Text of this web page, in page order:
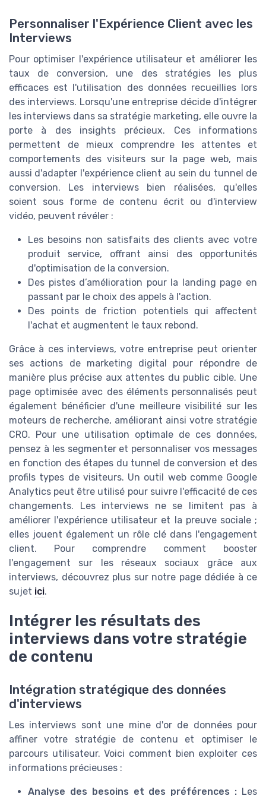
Personnaliser l'Expérience Client avec les
Interviews
Pour optimiser l'expérience utilisateur et améliorer les
taux de conversion, une des stratégies les plus
efficaces est l'utilisation des données recueillies lors
des interviews. Lorsqu'une entreprise décide d'intégrer
les interviews dans sa stratégie marketing, elle ouvre la
porte à des insights précieux. Ces informations
permettent de mieux comprendre les attentes et
comportements des visiteurs sur la page web, mais
aussi d'adapter l'expérience client au sein du tunnel de
conversion. Les interviews bien réalisées, qu'elles
soient sous forme de contenu écrit ou d'interview
vidéo, peuvent révéler :
Les besoins non satisfaits des clients avec votre
produit service, offrant ainsi des opportunités
d'optimisation de la conversion.
Des pistes d’amélioration pour la landing page en
passant par le choix des appels à l'action.
Des points de friction potentiels qui affectent
l'achat et augmentent le taux rebond.
Grâce à ces interviews, votre entreprise peut orienter
ses actions de marketing digital pour répondre de
manière plus précise aux attentes du public cible. Une
page optimisée avec des éléments personnalisés peut
également bénéficier d'une meilleure visibilité sur les
moteurs de recherche, améliorant ainsi votre stratégie
CRO. Pour une utilisation optimale de ces données,
pensez à les segmenter et personnaliser vos messages
en fonction des étapes du tunnel de conversion et des
profils types de visiteurs. Un outil web comme Google
Analytics peut être utilisé pour suivre l'efficacité de ces
changements. Les interviews ne se limitent pas à
améliorer l'expérience utilisateur et la preuve sociale ;
elles jouent également un rôle clé dans l'engagement
client. Pour comprendre comment booster
l'engagement sur les réseaux sociaux grâce aux
interviews, découvrez plus sur notre page dédiée à ce
sujet ici.
Intégrer les résultats des
interviews dans votre stratégie
de contenu
Intégration stratégique des données
d'interviews
Les interviews sont une mine d'or de données pour
affiner votre stratégie de contenu et optimiser le
parcours utilisateur. Voici comment bien exploiter ces
informations précieuses :
Analyse des besoins et des préférences : Les